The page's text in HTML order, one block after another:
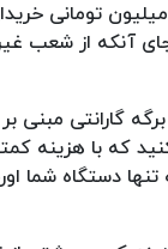
موضوع اشاره می کنیم که منظور از
و به‌جای آنکه از
گارانتی مبنی
که با هزینه
دستگاه شما